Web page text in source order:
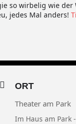
so wirbelig wie
jedes Mal anders!
ORT
Theater am Park
Im Haus am Park